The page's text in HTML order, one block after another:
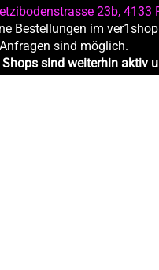
23b, 4133
Bestellungen im
Anfragen sind möglich.
sind weiterhin aktiv